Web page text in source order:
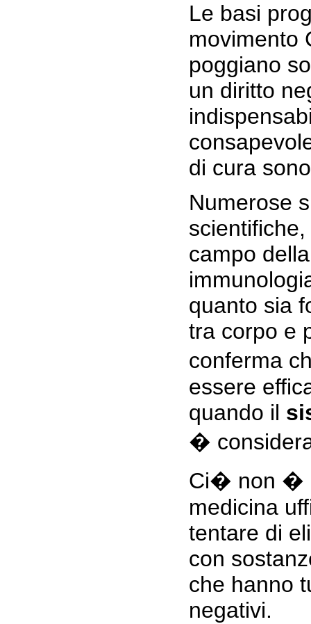
Le basi
movimento
poggiano
un diritto
di cura
Numerose
campo
quanto sia
tra corpo e
conferma
essere
quando il
�
Ci� non �
medicina
tentare di
con
che hanno
negativi.